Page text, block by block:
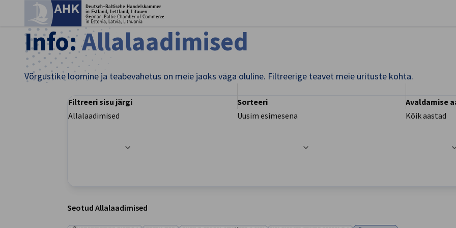
Info:Allalaadimised
Võrgustike loomine ja teabevahetus on meie jaoks väga oluline. Filtreerige teavet meie ürituste kohta.
Filtri valikud edukalt uuendatud
Filtreeri sisu järgi
Allalaadimised
Sorteeri
Uusim esimesena
Avaldamise
Kõik aastad
Seotud Allalaadimised